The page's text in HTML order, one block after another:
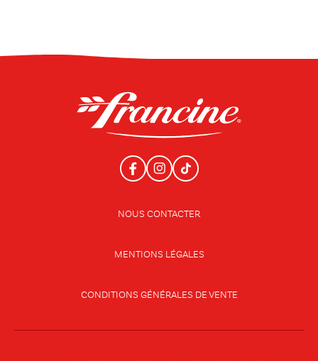
NOUS CONTACTER
MENTIONS LÉGALES
CONDITIONS GÉNÉRALES DE VENTE